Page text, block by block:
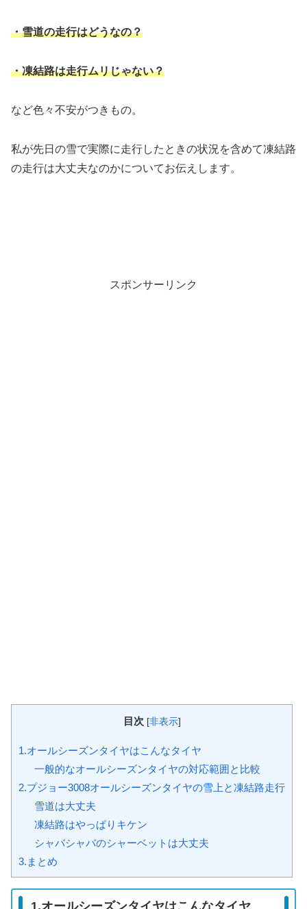
・雪道の走行はどうなの？
・凍結路は走行ムリじゃない？
など色々不安がつきもの。
私が先日の雪で実際に走行したときの状況を含めて凍結路
の走行は大丈夫なのかについてお伝えします。
スポンサーリンク
目次 [非表示]
1.オールシーズンタイヤはこんなタイヤ
一般的なオールシーズンタイヤの対応範囲と比較
2.プジョー3008オールシーズンタイヤの雪上と凍結路走行
雪道は大丈夫
凍結路はやっぱりキケン
シャバシャバのシャーベットは大丈夫
3.まとめ